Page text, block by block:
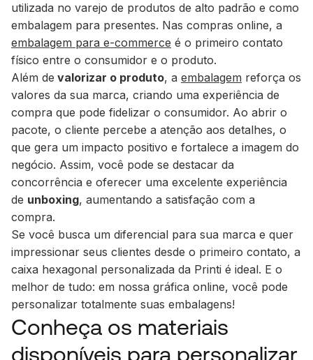
utilizada no varejo de produtos de alto padrão e como
embalagem para presentes. Nas compras online, a
embalagem para e-commerce é o primeiro contato
físico entre o consumidor e o produto.
Além de valorizar o produto, a embalagem reforça os
valores da sua marca, criando uma experiência de
compra que pode fidelizar o consumidor. Ao abrir o
pacote, o cliente percebe a atenção aos detalhes, o
que gera um impacto positivo e fortalece a imagem do
negócio. Assim, você pode se destacar da
concorrência e oferecer uma excelente experiência
de unboxing, aumentando a satisfação com a
compra.
Se você busca um diferencial para sua marca e quer
impressionar seus clientes desde o primeiro contato, a
caixa hexagonal personalizada da Printi é ideal. E o
melhor de tudo: em nossa gráfica online, você pode
personalizar totalmente suas embalagens!
Conheça os materiais
disponíveis para personalizar